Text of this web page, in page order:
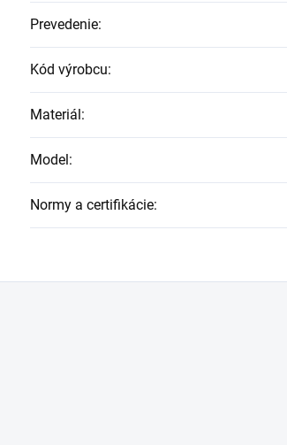
Prevedenie:
Kód výrobcu:
Materiál:
Model:
Normy a certifikácie: